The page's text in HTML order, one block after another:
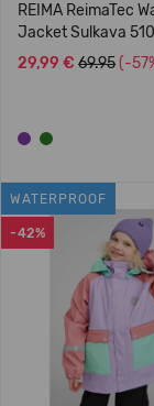
REIMA ReimaTec
Jacket Sulkava
29,99 € 69.95 (-
-42%
WATERPROOF